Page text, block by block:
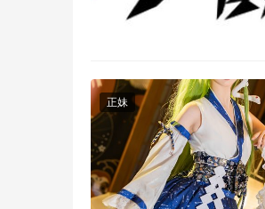
相比之下，韩系博主的粉
程、生活方式等，深受全
正妹